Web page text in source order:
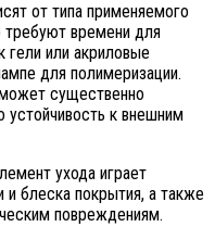
от типа применяемого
требуют времени для
гели или акриловые
для полимеризации.
существенно
устойчивость к внешним
ухода играет
блеска покрытия, а также
повреждениям.